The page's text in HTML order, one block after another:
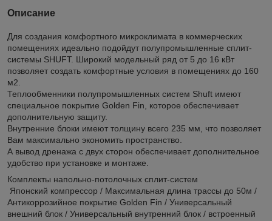
Описание
Для создания комфортного микроклимата в коммерческих
помещениях идеально подойдут полупромышленные сплит-
системы SHUFT. Широкий модельный ряд от 5 до 16 кВт
позволяет создать комфортные условия в помещениях до 160
м2.
Теплообменники полупромышленных систем Shuft имеют
специальное покрытие Golden Fin, которое обеспечивает
дополнительную защиту.
Внутренние блоки имеют толщину всего 235 мм, что позволяет
Вам максимально экономить пространство.
А вывод дренажа с двух сторон обеспечивает дополнительное
удобство при установке и монтаже.
Комплекты напольно-потолочных сплит-систем
Японский компрессор / Максимальная длина трассы до 50м /
Антикоррозийное покрытие Golden Fin / Универсальный
внешний блок / Универсальный внутренний блок / встроенный